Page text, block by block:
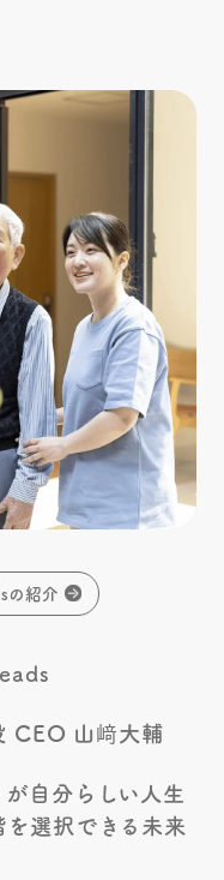
の紹介
CEO 山﨑大輔
自分らしい人生
選択できる未来